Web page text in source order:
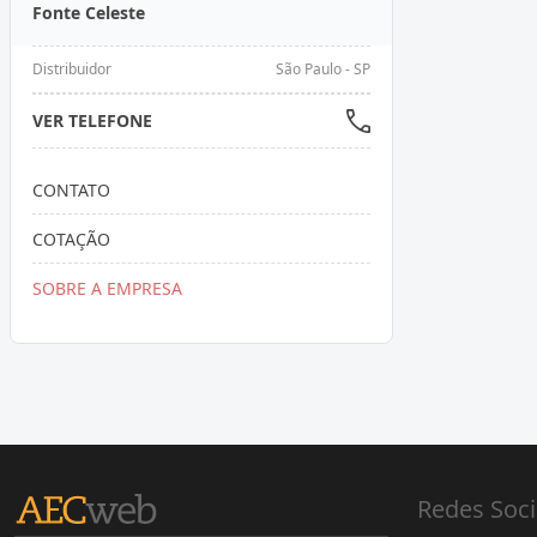
Fonte Celeste
Distribuidor São Paulo - SP
VER TELEFONE
CONTATO
COTAÇÃO
SOBRE A EMPRESA
Redes